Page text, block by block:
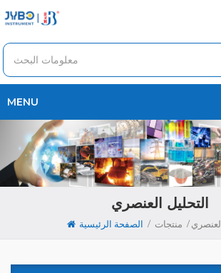
MENU
التحليل العنصري
الصفحة الرئيسية / منتجات /